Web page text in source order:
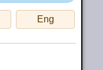
Eng